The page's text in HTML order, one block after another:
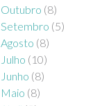
Outubro (8)
Setembro (5)
Agosto (8)
Julho (10)
Junho (8)
Maio (8)